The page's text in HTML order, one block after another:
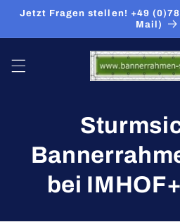
zum
Jetzt Fragen stellen! +49
Mail)
bei